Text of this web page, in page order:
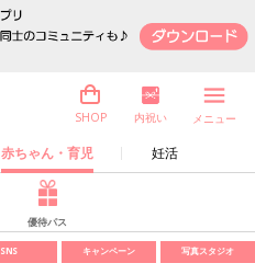
赤ちゃん・育児 妊活
SHOP 内祝い メニュー
優待パス
SNS キャンペーン 写真スタジオ